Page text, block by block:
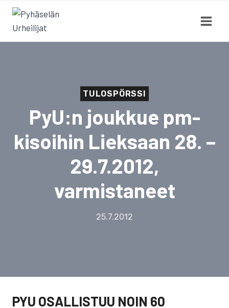
Siirry
sisältöön
TULOSPÖRSSI
PyU:n joukkue pm-
kisoihin Lieksaan 28. –
29.7.2012,
varmistaneet
25.7.2012
PYU OSALLISTUU NOIN 60